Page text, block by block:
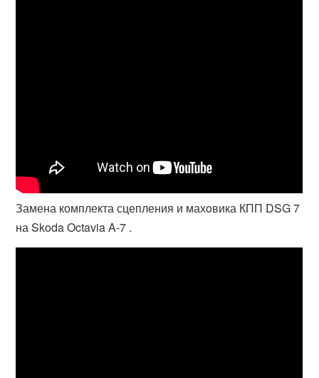
Замена комплекта сцепления и махoвика КПП DSG 7
на Skoda Octavia A-7 .